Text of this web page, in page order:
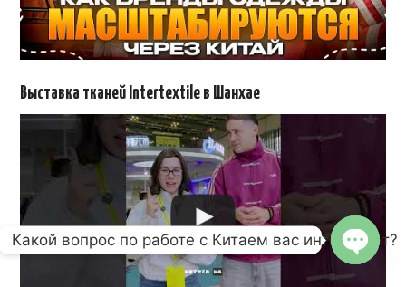
Выставка тканей Intertextile в Шанхае
Какой вопрос по работе с Китаем вас интересует?